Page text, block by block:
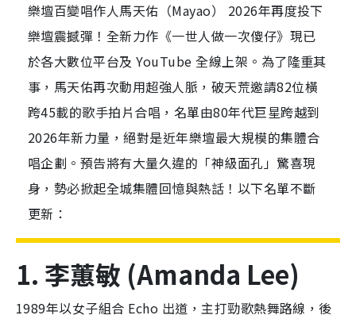
樂壇百變唱作人馬天佑（Mayao） 2026年再度投下
樂壇震撼彈！全新力作《一世人做一次傻仔》現已
於各大數位平台及 YouTube 全線上架。為了隆重其
事，馬天佑再次動用超強人脈，破天荒邀請82位橫
跨45載的歌手拍片合唱，名單由80年代巨星跨越到
2026年新力量，絕對是近年樂壇最大規模的集體合
唱企劃。預告將有大量久違的「神級面孔」驚喜現
身，勢必掀起全城集體回憶與熱話！以下名單不斷
更新：
1. 李蕙敏 (Amanda Lee)
1989年以女子組合 Echo 出道，主打勁歌熱舞路線，後